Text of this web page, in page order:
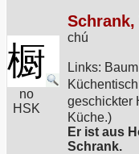
橱
no
HSK
chú
Links:
geschickter
Küche.)
Er ist aus
Schrank.